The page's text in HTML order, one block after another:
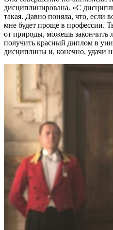
дисциплинирована. «С
такая. Давно поняла, что, если
мне будет проще в профессии.
от природы, можешь закончить
получить красный диплом в
дисциплины и, конечно, удачи